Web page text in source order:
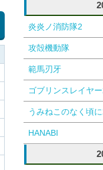
炎炎ノ消防隊2
攻殻機動隊
範馬刃牙
ゴブリンスレイヤ
うみねこのなく頃
HANABI